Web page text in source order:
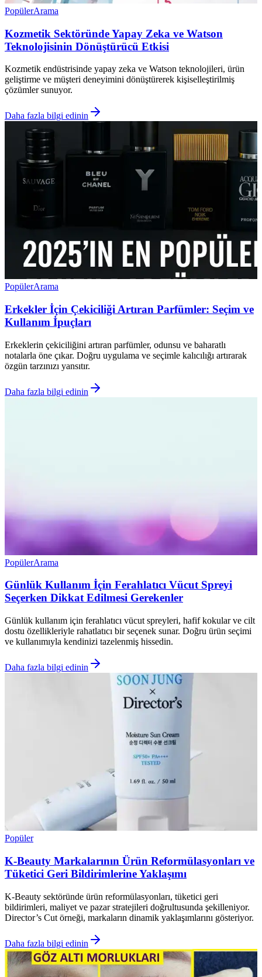
PopülerArama
Kozmetik Sektöründe Yapay Zeka ve Watson
Teknolojisinin Dönüştürücü Etkisi
Kozmetik endüstrisinde yapay zeka ve Watson teknolojileri, ürün
geliştirme ve müşteri deneyimini dönüştürerek kişiselleştirilmiş
çözümler sunuyor.
Daha fazla bilgi edinin
PopülerArama
Erkekler İçin Çekiciliği Artıran Parfümler: Seçim ve
Kullanım İpuçları
Erkeklerin çekiciliğini artıran parfümler, odunsu ve baharatlı
notalarla öne çıkar. Doğru uygulama ve seçimle kalıcılığı artırarak
özgün tarzınızı yansıtır.
Daha fazla bilgi edinin
PopülerArama
Günlük Kullanım İçin Ferahlatıcı Vücut Spreyi
Seçerken Dikkat Edilmesi Gerekenler
Günlük kullanım için ferahlatıcı vücut spreyleri, hafif kokular ve cilt
dostu özellikleriyle rahatlatıcı bir seçenek sunar. Doğru ürün seçimi
ve kullanımıyla kendinizi tazelenmiş hissedin.
Daha fazla bilgi edinin
Popüler
K-Beauty Markalarının Ürün Reformülasyonları ve
Tüketici Geri Bildirimlerine Yaklaşımı
K-Beauty sektöründe ürün reformülasyonları, tüketici geri
bildirimleri, maliyet ve pazar stratejileri doğrultusunda şekilleniyor.
Director’s Cut örneği, markaların dinamik yaklaşımlarını gösteriyor.
Daha fazla bilgi edinin